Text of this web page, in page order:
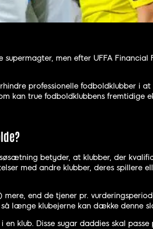
men efter UFFA
professionelle fodboldklubber i
kan true fodboldklubbens fremtidige
betyder, at klubber, der
med andre klubber, deres spillere
end de tjener pr.
længe klubejerne kan dække denne
klub. Disse sugar daddies skal